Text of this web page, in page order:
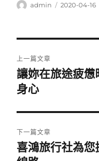
作
admin
發
2020-04-16
章
導
覽
上一篇文章
上
一
文
章:
讓妳在旅途疲
身心
下一篇文章
下
喜鴻旅行社為